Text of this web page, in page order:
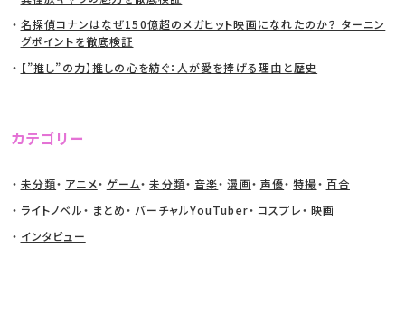
名探偵コナンはなぜ150億超のメガヒット映画になれたのか？ ターニン
グポイントを徹底検証
【”推し”の力】推しの心を紡ぐ：人が愛を捧げる理由と歴史
カテゴリー
未分類 アニメ ゲーム 未分類 音楽 漫画 声優 特撮
百合
ライトノベル
まとめ バーチャルYouTuber コスプレ
映画
インタビュー